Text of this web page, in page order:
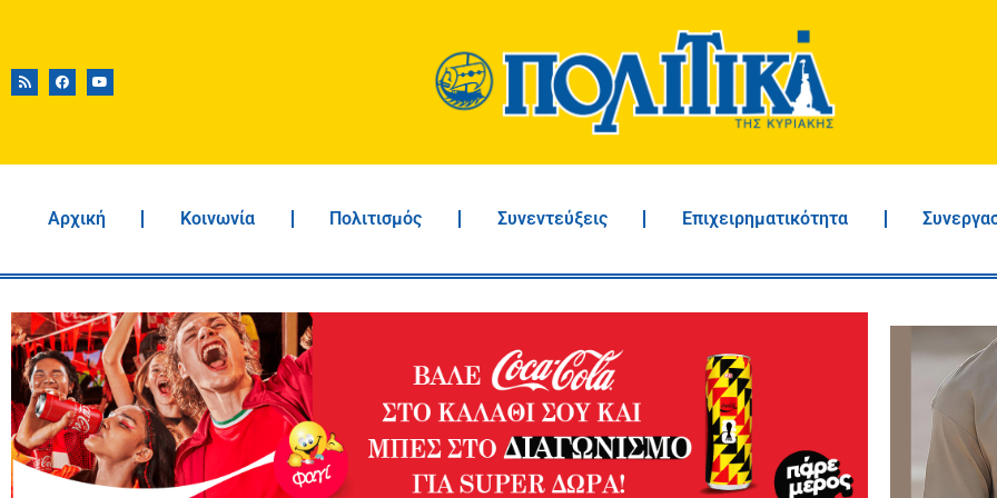
Αρχική Κοινωνία Πολιτισμός Συνεντεύξεις Επιχειρηματικότητα